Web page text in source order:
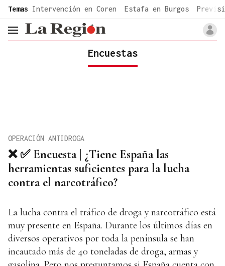
common.go-to-content
Temas Intervención en Coren Estafa en Burgos
header.menu.open
Encuestas
❌ ✅ Encuesta | ¿Tiene España las
herramientas suficientes para la lucha
contra el narcotráfico?
OPERACIÓN ANTIDROGA
La lucha contra el tráfico de droga y narcotráfico está
muy presente en España. Durante los últimos días en
diversos operativos por toda la península se han
incautado más de 40 toneladas de droga, armas y